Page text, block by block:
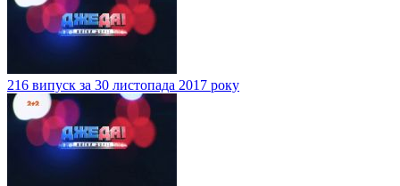
216 випуск за 30 листопада 2017 року